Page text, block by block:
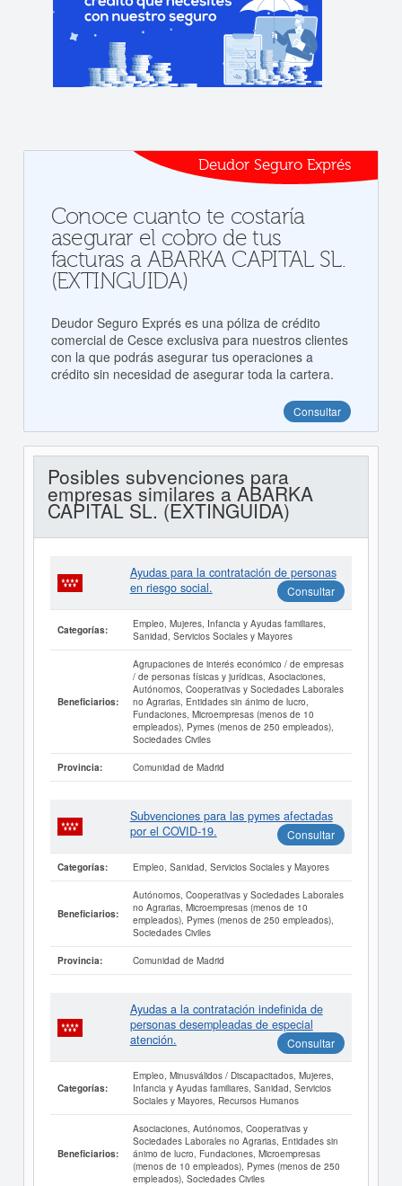
Deudor Seguro Exprés
Conoce cuanto te costaría
asegurar el cobro de tus
facturas a ABARKA CAPITAL SL.
(EXTINGUIDA)
Deudor Seguro Exprés es una póliza de crédito
comercial de Cesce exclusiva para nuestros clientes
con la que podrás asegurar tus operaciones a
crédito sin necesidad de asegurar toda la cartera.
Consultar
Posibles subvenciones para
empresas similares a ABARKA
CAPITAL SL. (EXTINGUIDA)
Ayudas para la contratación de personas
en riesgo social.
Consultar
Categorías:
Empleo, Mujeres, Infancia y Ayudas familiares,
Sanidad, Servicios Sociales y Mayores
Beneficiarios:
Agrupaciones de interés económico / de empresas
/ de personas físicas y jurídicas, Asociaciones,
Autónomos, Cooperativas y Sociedades Laborales
no Agrarias, Entidades sin ánimo de lucro,
Fundaciones, Microempresas (menos de 10
empleados), Pymes (menos de 250 empleados),
Sociedades Civiles
Provincia: Comunidad de Madrid
Subvenciones para las pymes afectadas
por el COVID-19.
Consultar
Categorías: Empleo, Sanidad, Servicios Sociales y Mayores
Beneficiarios:
Autónomos, Cooperativas y Sociedades Laborales
no Agrarias, Microempresas (menos de 10
empleados), Pymes (menos de 250 empleados),
Sociedades Civiles
Provincia: Comunidad de Madrid
Ayudas a la contratación indefinida de
personas desempleadas de especial
atención.
Consultar
Categorías:
Empleo, Minusválidos / Discapacitados, Mujeres,
Infancia y Ayudas familiares, Sanidad, Servicios
Sociales y Mayores, Recursos Humanos
Beneficiarios:
Asociaciones, Autónomos, Cooperativas y
Sociedades Laborales no Agrarias, Entidades sin
ánimo de lucro, Fundaciones, Microempresas
(menos de 10 empleados), Pymes (menos de 250
empleados), Sociedades Civiles